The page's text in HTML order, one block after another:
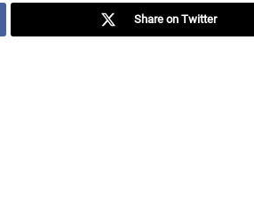
Share on Twitter